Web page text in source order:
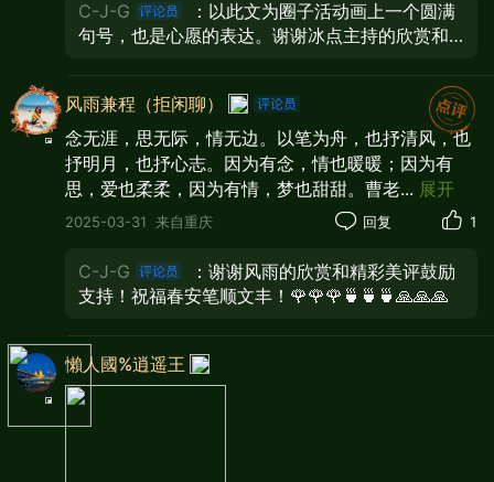
思念于夜幕下悄然蔓延，我采撷星辰清风与文
C-J-G
：以此文为圈子活动画上一个圆满
句号，也是心愿的表达。谢谢冰点主持的欣赏和
风雨兼程（拒闲聊）
念无涯，思无际，情无边。以笔为舟，也抒清风，也
抒明月，也抒心志。因为有念，情也暖暖；因为有
思，爱也柔柔，因为有情，梦也甜甜。曹老... 展开
2025-03-31 来自重庆 回复 1
C-J-G
：谢谢风雨的欣赏和精彩美评鼓励
支持！祝福春安笔顺文丰！🌹🌹🌹🍵🍵🍵🙏🙏🙏
懶人國%逍遥王